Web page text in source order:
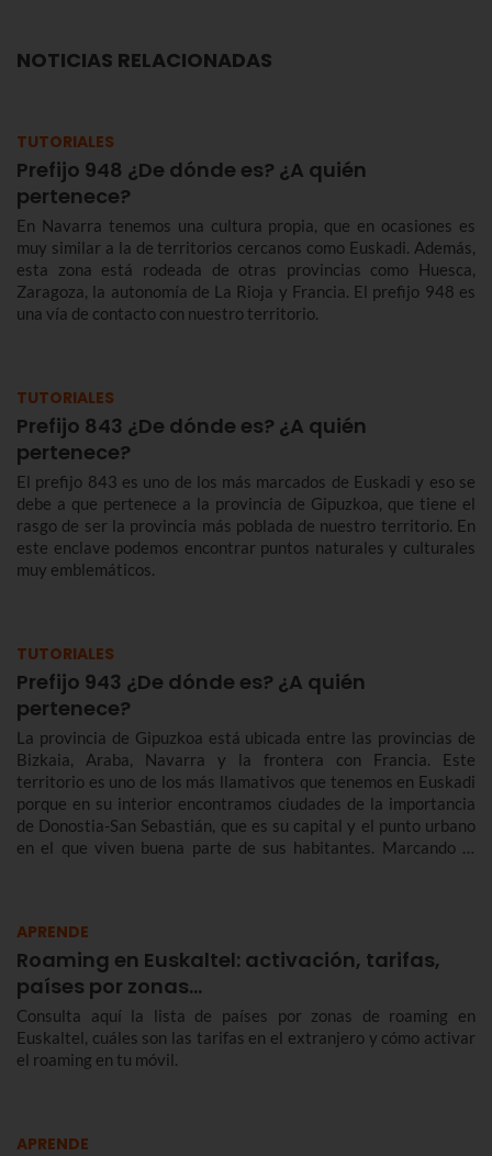
NOTICIAS RELACIONADAS
TUTORIALES
Prefijo 948 ¿De dónde es? ¿A quién
pertenece?
En Navarra tenemos una cultura propia, que en ocasiones es
muy similar a la de territorios cercanos como Euskadi. Además,
esta zona está rodeada de otras provincias como Huesca,
Zaragoza, la autonomía de La Rioja y Francia. El prefijo 948 es
una vía de contacto con nuestro territorio.
TUTORIALES
Prefijo 843 ¿De dónde es? ¿A quién
pertenece?
El prefijo 843 es uno de los más marcados de Euskadi y eso se
debe a que pertenece a la provincia de Gipuzkoa, que tiene el
rasgo de ser la provincia más poblada de nuestro territorio. En
este enclave podemos encontrar puntos naturales y culturales
muy emblemáticos.
TUTORIALES
Prefijo 943 ¿De dónde es? ¿A quién
pertenece?
La provincia de Gipuzkoa está ubicada entre las provincias de
Bizkaia, Araba, Navarra y la frontera con Francia. Este
territorio es uno de los más llamativos que tenemos en Euskadi
porque en su interior encontramos ciudades de la importancia
de Donostia-San Sebastián, que es su capital y el punto urbano
en el que viven buena parte de sus habitantes. Marcando el
APRENDE
Roaming en Euskaltel: activación, tarifas,
países por zonas…
Consulta aquí la lista de países por zonas de roaming en
Euskaltel, cuáles son las tarifas en el extranjero y cómo activar
el roaming en tu móvil.
APRENDE